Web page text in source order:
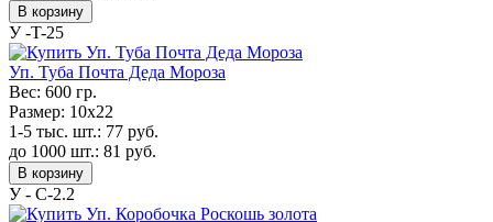
В корзину
У -T-25
Уп. Туба Почта Деда Мороза
Вес: 600 гр.
Размер: 10x22
1-5 тыс. шт.: 77 руб.
до 1000 шт.: 81 руб.
В корзину
У - С-2.2